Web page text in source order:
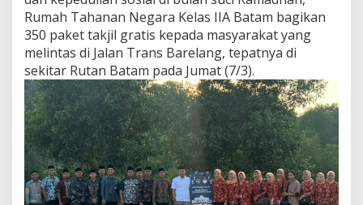
a
r
m
a
W
a
n
i
t
a
P
e
r
s
Rumah Tahanan Negara Kelas IIA Batam bagikan
350 paket takjil gratis kepada masyarakat yang
melintas di Jalan Trans Barelang, tepatnya di
sekitar Rutan Batam pada Jumat (7/3).